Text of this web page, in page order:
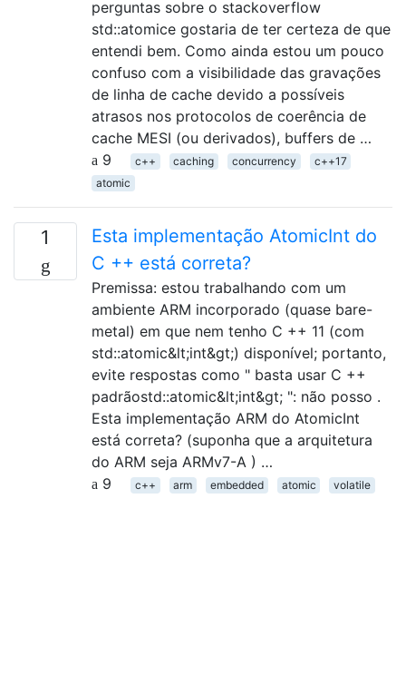
perguntas sobre o stackoverflow
std::atomice gostaria de ter certeza de que
entendi bem. Como ainda estou um pouco
confuso com a visibilidade das gravações
de linha de cache devido a possíveis
atrasos nos protocolos de coerência de
cache MESI (ou derivados), buffers de …
9
c++ caching concurrency
c++17
atomic
1
Esta implementação AtomicInt do
C ++ está correta?
Premissa: estou trabalhando com um
ambiente ARM incorporado (quase bare-
metal) em que nem tenho C ++ 11 (com
std::atomic&lt;int&gt;) disponível; portanto,
evite respostas como " basta usar C ++
padrãostd::atomic&lt;int&gt; ": não posso .
Esta implementação ARM do AtomicInt
está correta? (suponha que a arquitetura
do ARM seja ARMv7-A ) …
9
c++ arm embedded atomic volatile